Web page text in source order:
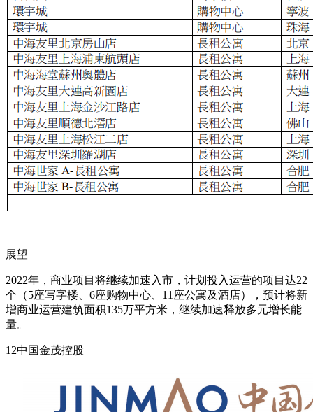
展望
2022年，商业项目将继续加速入市，计划投入运营的项目达22
个（5座写字楼、6座购物中心、11座公寓及酒店），预计将新
增商业运营建筑面积135万平方米，继续加速释放多元增长能
量。
12中国金茂控股